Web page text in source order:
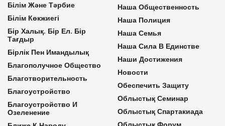
Білім Және Тәрбие
Білім Көкжиегі
Бір Халық. Бір Ел. Бір
Тағдыр
Бірлік Пен Имандылық
Благополучное Общество
Благотворительность
Благоустройство
Благоустройство И
Озеленение
Наша Общественность
Наша Полиция
Наша Семья
Наша Сила В Единстве
Наши Достижения
Новости
Обеспечить Защиту
Облыстық Семинар
Облыстық Спартакиада
Облыстық Форум